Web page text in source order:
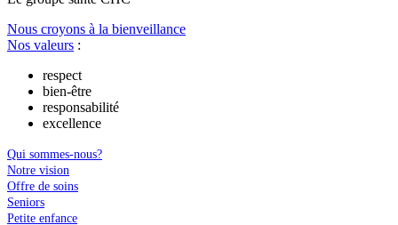
Nous croyons à la bienveillance
Nos valeurs :
respect
bien-être
responsabilité
excellence
Qui sommes-nous?
Notre vision
Offre de soins
Seniors
Petite enfance